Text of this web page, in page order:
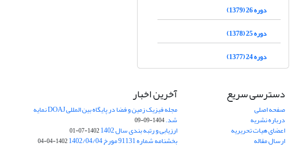
دوره 26 (1379)
دوره 25 (1378)
دوره 24 (1377)
دسترسی سریع
صفحه اصلی
درباره نشریه
اعضای هیات تحریریه
ارسال مقاله
آخرین اخبار
مجله فیزیک زمین و فضا در پایگاه بین المللی DOAJ نمایه
شد.1404-09-09
ارزیابی و رتبه بندی سال 1402 1402-07-01
بخشنامه شماره 91131 مورخ 1402/04/04 1402-04-04